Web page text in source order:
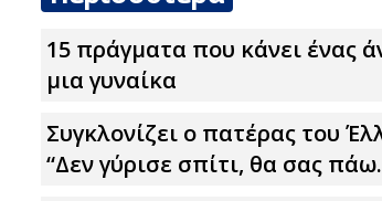
15 πράγματα που κάνει ένας
μια γυναίκα
Συγκλονίζει ο πατέρας του
“Δεν γύρισε σπίτι, θα σας